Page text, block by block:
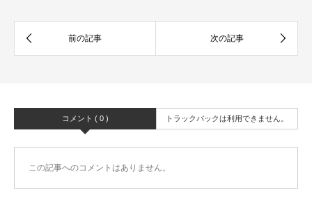
コメント ( 0 ) トラックバックは利用できません。
この記事へのコメントはありません。